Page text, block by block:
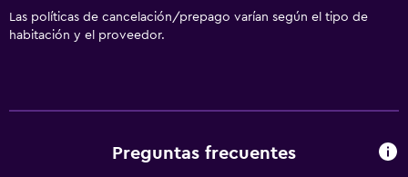
Las políticas de cancelación/prepago varían según el tipo de
habitación y el proveedor.
Preguntas frecuentes